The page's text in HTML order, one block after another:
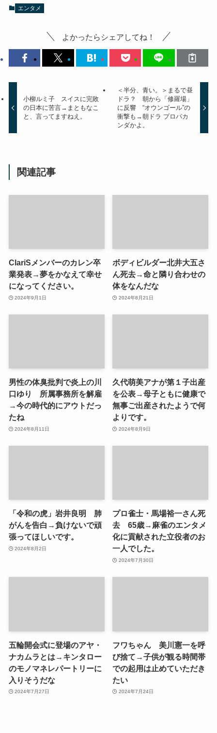
エンタメ
よかったらシェアしてね！
小柳ルミ子 スイスに完敗
の日本に苦言→まともなこ
と、言ってますねえ。
＜半分、青い。＞まるで昼
ドラ？ 朝から「修羅場」
に反響 “オウンゴール”の
衝撃も→朝ドラ プロパカ
ンダかよ。
関連記事
ClariSメンバーのカレン卒
業発表→夢をかなえて幸せ
になってください。
2024年9月1日
ボディビルダー北井大五さ
ん死去→命と隣り合わせの
体をなんだな
2024年8月21日
男性の体臭批判で炎上の川
口ゆり 所属事務所を解雇
→今の時代的にアウトだっ
たね
2024年8月11日
久代萌美アナが第１子出産
を公表→母子ともに健康で
無事ご出産されたようで何
よりです。
2024年8月9日
「令和の虎」岩井良明 肺
がんを告白→負けないで頑
張ってほしいです。
2024年8月2日
プロ雀士・馬場裕一さん死
去 65歳→麻雀のエンタメ
化に貢献された立役者のお
一人でした。
2024年7月30日
五輪開会式に登場のアヤ・
ナカムラとは→キンタロー
のモノマネレパートリーに
入りそうだな
2024年7月27日
フワちゃん 美川憲一を呼
び捨て→子供が観る時間帯
での起用は止めていただき
たい
2024年7月24日